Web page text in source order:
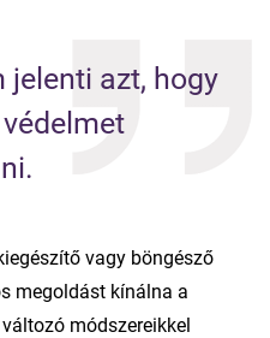
jelenti azt, hogy
vagy böngésző
megoldást kínálna a
módszereikkel